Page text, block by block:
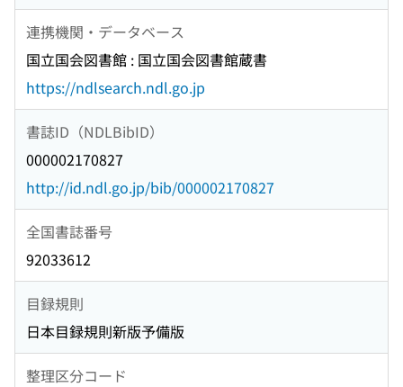
連携機関・データベース
国立国会図書館 : 国立国会図書館蔵書
https://ndlsearch.ndl.go.jp
書誌ID（NDLBibID）
000002170827
http://id.ndl.go.jp/bib/000002170827
全国書誌番号
92033612
目録規則
日本目録規則新版予備版
整理区分コード